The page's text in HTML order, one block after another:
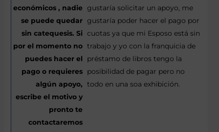
gustaría solicitar un apoyo, me
gustaría poder hacer el pago por
cuotas ya que mi Esposo está sin
trabajo y yo con la franquicia de
préstamo de libros tengo la
posibilidad de pagar pero no
todo en una soa exhibición.